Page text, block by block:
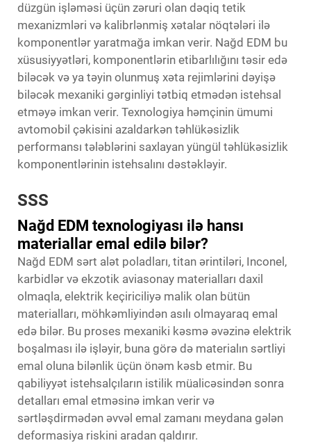
düzgün işləməsi üçün zəruri olan dəqiq tetik
mexanizmləri və kalibrlənmiş xətalar nöqtələri ilə
komponentlər yaratmağa imkan verir. Nağd EDM bu
xüsusiyyətləri, komponentlərin etibarlılığını təsir edə
biləcək və ya təyin olunmuş xəta rejimlərini dəyişə
biləcək mexaniki gərginliyi tətbiq etmədən istehsal
etməyə imkan verir. Texnologiya həmçinin ümumi
avtomobil çəkisini azaldarkən təhlükəsizlik
performansı tələblərini saxlayan yüngül təhlükəsizlik
komponentlərinin istehsalını dəstəkləyir.
SSS
Nağd EDM texnologiyası ilə hansı
materiallar emal edilə bilər?
Nağd EDM sərt alət poladları, titan ərintiləri, Inconel,
karbidlər və ekzotik aviasonay materialları daxil
olmaqla, elektrik keçiriciliyə malik olan bütün
materialları, möhkəmliyindən asılı olmayaraq emal
edə bilər. Bu proses mexaniki kəsmə əvəzinə elektrik
boşalması ilə işləyir, buna görə də materialın sərtliyi
emal oluna bilənlik üçün önəm kəsb etmir. Bu
qabiliyyət istehsalçıların istilik müalicəsindən sonra
detalları emal etməsinə imkan verir və
sərtləşdirmədən əvvəl emal zamanı meydana gələn
deformasiya riskini aradan qaldırır.